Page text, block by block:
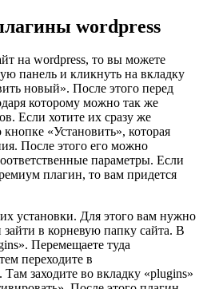
wordpress
на wordpress, то вы можете
панель и кликнуть на вкладку
новый». После этого перед
которому можно так же
Если хотите их сразу же
«Установить», которая
После этого его можно
параметры. Если
плагин, то вам придется
установки. Для этого вам нужно
зайти в корневую папку сайта. В
Перемещаете туда
переходите в
заходите во вкладку «plugins»